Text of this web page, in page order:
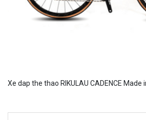
Xe dap the thao RIKULAU CADENCE Made